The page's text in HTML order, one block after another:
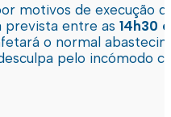
motivos de execução
prevista entre as 14h30
o normal
pelo incómodo